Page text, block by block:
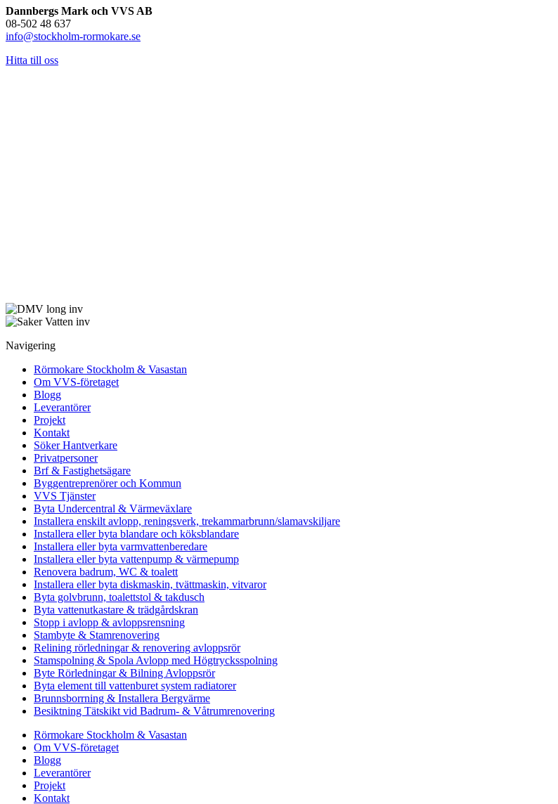
Dannbergs Mark och VVS AB
08-502 48 637
info@stockholm-rormokare.se
Hitta till oss
Navigering
Rörmokare Stockholm & Vasastan
Om VVS-företaget
Blogg
Leverantörer
Projekt
Kontakt
Söker Hantverkare
Privatpersoner
Brf & Fastighetsägare
Byggentreprenörer och Kommun
VVS Tjänster
Byta Undercentral & Värmeväxlare
Installera enskilt avlopp, reningsverk, trekammarbrunn/slamavskiljare
Installera eller byta blandare och köksblandare
Installera eller byta varmvattenberedare
Installera eller byta vattenpump & värmepump
Renovera badrum, WC & toalett
Installera eller byta diskmaskin, tvättmaskin, vitvaror
Byta golvbrunn, toalettstol & takdusch
Byta vattenutkastare & trädgårdskran
Stopp i avlopp & avloppsrensning
Stambyte & Stamrenovering
Relining rörledningar & renovering avloppsrör
Stamspolning & Spola Avlopp med Högtrycksspolning
Byte Rörledningar & Bilning Avloppsrör
Byta element till vattenburet system radiatorer
Brunnsborrning & Installera Bergvärme
Besiktning Tätskikt vid Badrum- & Våtrumrenovering
Rörmokare Stockholm & Vasastan
Om VVS-företaget
Blogg
Leverantörer
Projekt
Kontakt